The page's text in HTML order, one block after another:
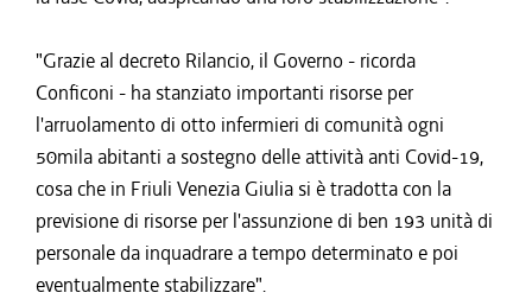
"Grazie al decreto Rilancio, il Governo - ricorda
Conficoni - ha stanziato importanti risorse per
l'arruolamento di otto infermieri di comunità ogni
50mila abitanti a sostegno delle attività anti Covid-19,
cosa che in Friuli Venezia Giulia si è tradotta con la
previsione di risorse per l'assunzione di ben 193 unità di
personale da inquadrare a tempo determinato e poi
eventualmente stabilizzare".